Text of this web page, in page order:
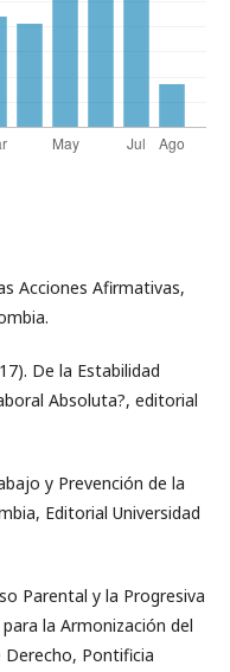
Acciones Afirmativas,
De la Estabilidad
Absoluta?, editorial
y Prevención de la
Editorial Universidad
Parental y la Progresiva
la Armonización del
Derecho, Pontificia